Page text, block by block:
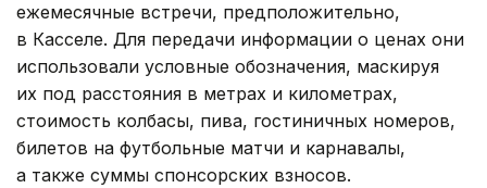
ежемесячные встречи, предположительно,
в Касселе. Для передачи информации о ценах они
использовали условные обозначения, маскируя
их под расстояния в метрах и километрах,
стоимость колбасы, пива, гостиничных номеров,
билетов на футбольные матчи и карнавалы,
а также суммы спонсорских взносов.